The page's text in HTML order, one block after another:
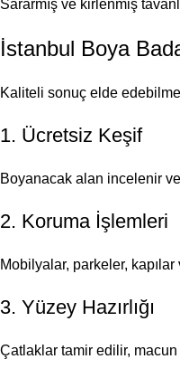
Sararmış ve kirlenmiş
İstanbul Boya
Kaliteli sonuç elde
1. Ücretsiz Keşif
Boyanacak alan incelenir
2. Koruma İşlemleri
Mobilyalar, parkeler,
3. Yüzey Hazırlığı
Çatlaklar tamir edilir, macun